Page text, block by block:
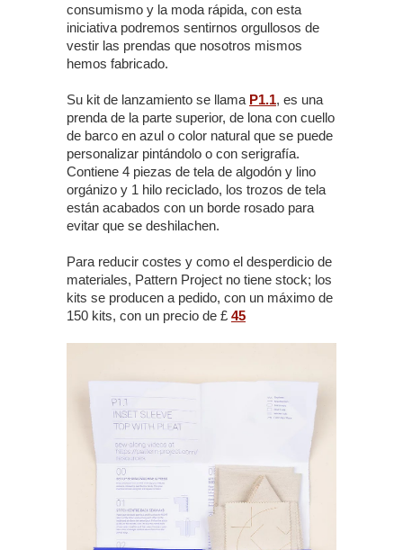
consumismo y la moda rápida, con esta
iniciativa podremos sentirnos orgullosos de
vestir las prendas que nosotros mismos
hemos fabricado.
Su kit de lanzamiento se llama P1.1, es una
prenda de la parte superior, de lona con cuello
de barco en azul o color natural que se puede
personalizar pintándolo o con serigrafía.
Contiene 4 piezas de tela de algodón y lino
orgánizo y 1 hilo reciclado, los trozos de tela
están acabados con un borde rosado para
evitar que se deshilachen.
Para reducir costes y como el desperdicio de
materiales, Pattern Project no tiene stock; los
kits se producen a pedido, con un máximo de
150 kits, con un precio de £ 45